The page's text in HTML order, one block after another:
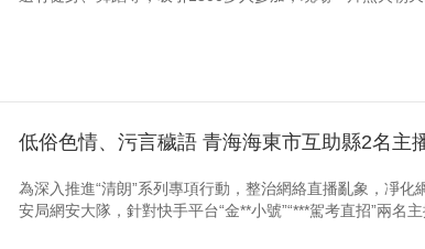
低俗色情、污言穢語 青海海東市互助縣2名主
為深入推進“清朗”系列專項行動，整治網絡直播亂象，凈
安局網安大隊，針對快手平台“金**小號”“***駕考直招”兩名